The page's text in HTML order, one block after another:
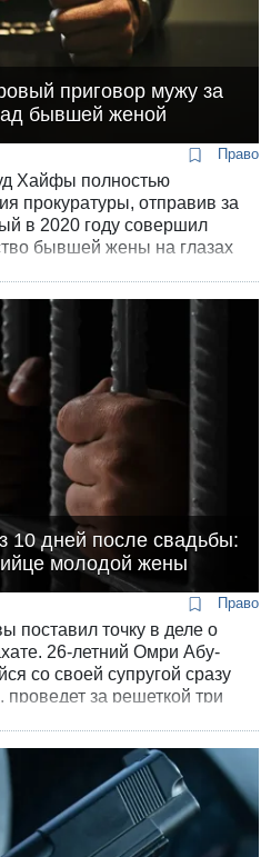
приговор мужу за
бывшей женой
Право
Хайфы полностью
прокуратуры, отправив за
в 2020 году совершил
бывшей жены на глазах
10 дней после свадьбы:
молодой жены
Право
поставил точку в деле о
26-летний Омри Абу-
со своей супругой сразу
за решеткой три